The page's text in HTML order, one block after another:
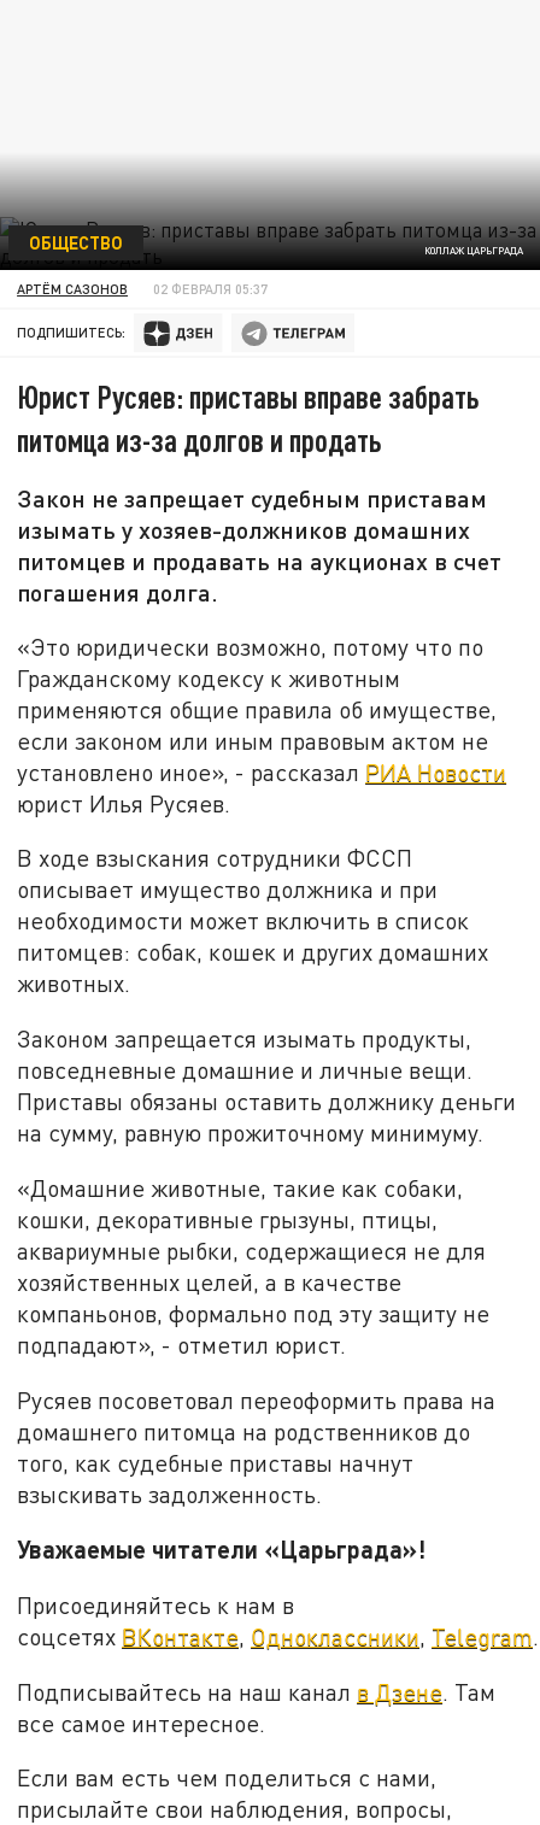
КОЛЛАЖ ЦАРЬГРАДА
ОБЩЕСТВО
АРТЁМ САЗОНОВ 02 ФЕВРАЛЯ 05:37
ПОДПИШИТЕСЬ:
Юрист Русяев: приставы вправе забрать
питомца из-за долгов и продать
Закон не запрещает судебным приставам
изымать у хозяев-должников домашних
питомцев и продавать на аукционах в счет
погашения долга.
«Это юридически возможно, потому что по
Гражданскому кодексу к животным
применяются общие правила об имуществе,
если законом или иным правовым актом не
установлено иное», - рассказал РИА Новости
юрист Илья Русяев.
В ходе взыскания сотрудники ФССП
описывает имущество должника и при
необходимости может включить в список
питомцев: собак, кошек и других домашних
животных.
Законом запрещается изымать продукты,
повседневные домашние и личные вещи.
Приставы обязаны оставить должнику деньги
на сумму, равную прожиточному минимуму.
«Домашние животные, такие как собаки,
кошки, декоративные грызуны, птицы,
аквариумные рыбки, содержащиеся не для
хозяйственных целей, а в качестве
компаньонов, формально под эту защиту не
подпадают», - отметил юрист.
Русяев посоветовал переоформить права на
домашнего питомца на родственников до
того, как судебные приставы начнут
взыскивать задолженность.
Уважаемые читатели «Царьграда»!
Присоединяйтесь к нам в
соцсетях ВКонтакте, Одноклассники, Telegram.
Подписывайтесь на наш канал в Дзене . Там
все самое интересное.
Если вам есть чем поделиться с нами,
присылайте свои наблюдения, вопросы,